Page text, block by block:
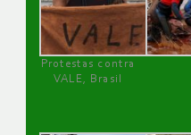
Protestas contra
VALE, Brasil